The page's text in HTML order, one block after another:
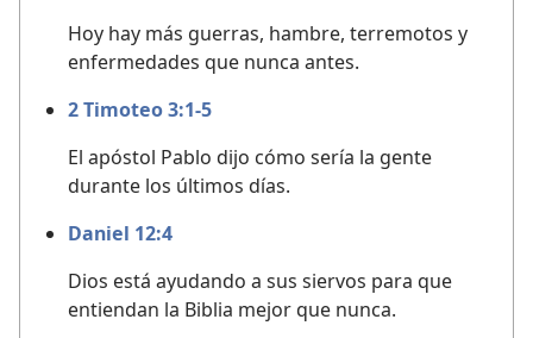
Hoy hay más guerras, hambre, terremotos y
enfermedades que nunca antes.
2 Timoteo 3:1-5
El apóstol Pablo dijo cómo sería la gente
durante los últimos días.
Daniel 12:4
Dios está ayudando a sus siervos para que
entiendan la Biblia mejor que nunca.